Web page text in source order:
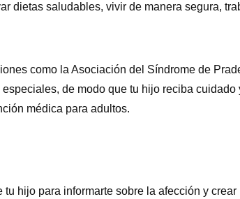
dietas saludables, vivir de manera segura,
como la Asociación del Síndrome de
de modo que tu hijo reciba
médica para adultos.
hijo para informarte sobre la afección y